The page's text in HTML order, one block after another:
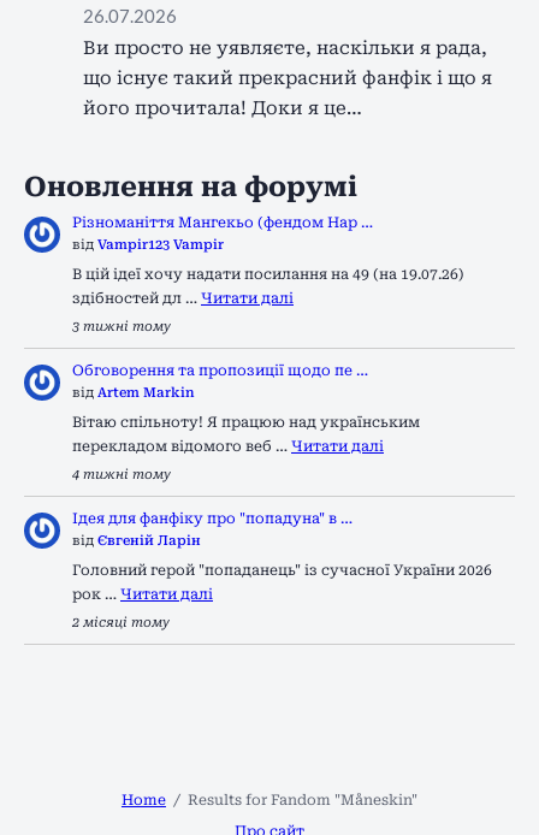
26.07.2026
Ви просто не уявляєте, наскільки я рада,
що існує такий прекрасний фанфік і що я
його прочитала! Доки я це…
Оновлення на форумі
Різноманіття Мангекьо (фендом Нар …
від Vampir123 Vampir
В цій ідеї хочу надати посилання на 49 (на 19.07.26)
здібностей дл … Читати далі
3 тижні тому
Обговорення та пропозиції щодо пе …
від Artem Markin
Вітаю спільноту! Я працюю над українським
перекладом відомого веб … Читати далі
4 тижні тому
Ідея для фанфіку про "попадуна" в …
від Євгеній Ларін
Головний герой "попаданець" із сучасної України 2026
рок … Читати далі
2 місяці тому
Home
Results for Fandom "Måneskin"
Про сайт